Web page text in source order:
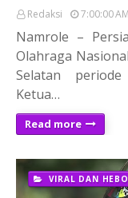
Redaksi 7:00:00 AM
Namrole –
Olahraga
Selatan
Ketua…
Read more
VIRAL DAN